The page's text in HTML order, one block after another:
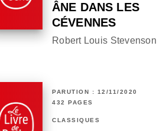
ÂNE DANS LES
CÉVENNES
Robert Louis Stevenson
PARUTION : 12/11/2020
432 PAGES
CLASSIQUES